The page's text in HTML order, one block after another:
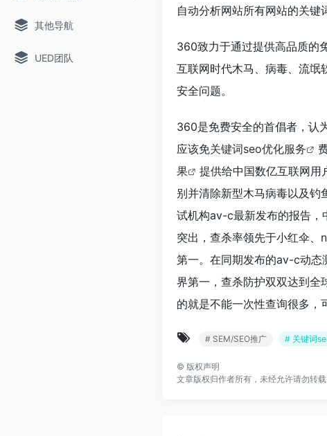
其他导航
UED团队
自动分析网站所有网站的关键
360致力于通过提供高品质的
互联网时代木马、病毒、流
安全问题。
360是免费安全的首倡者，认
应该免关键词seo优化服务
果
提供给中国数亿互联网
别并清除新型木马病毒以及钓
试机构av-c最新发布的报告，
突出，查杀率领先于小红伞
第一。在同期发布的av-c动态
界第一，查杀防护双双达到
的就是不能一次性查询很多
# SEM/SEO推广 # 关键词
© 版权声明
文章版权归作者所有，未经允许请勿转载